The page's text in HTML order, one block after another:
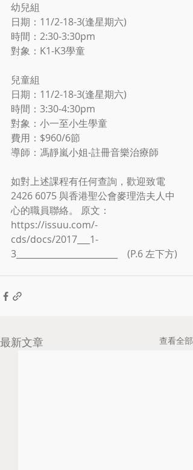
幼兒組
日期：11/2-18-3(逢星期六)
時間：2:30-3:30pm
對象：K1-K3學童
兒童組
日期：11/2-18-3(逢星期六)
時間：3:30-4:30pm
對象：小一至小生學童
費用：$960/6節
導師：馮靜嵐小姐-註冊音樂治療師
如對上述課程有任何查詢，歡迎致電
2426 6075 與香港聖公會麥理浩夫人中
心的職員聯絡。 原文：
https://issuu.com/-
cds/docs/2017___1-
3________________________　(P.6 左下方)
最新文章 查看全部